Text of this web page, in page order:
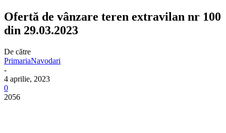
Ofertă de vânzare teren extravilan nr 100
din 29.03.2023
De către
PrimariaNavodari
-
4 aprilie, 2023
0
2056